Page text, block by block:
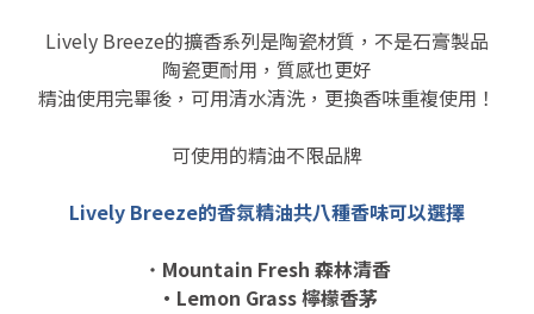
Lively Breeze的擴香系列是陶瓷材質，不是石膏製品
陶瓷更耐用，質感也更好
精油使用完畢後，可用清水清洗，更換香味重複使用！
可使用的精油不限品牌
Lively Breeze的香氛精油共八種香味可以選擇
・ Mountain Fresh 森林清香
・Lemon Grass 檸檬香茅